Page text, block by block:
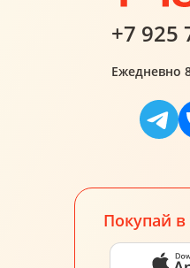
+7 925
Ежедневно
Покупай